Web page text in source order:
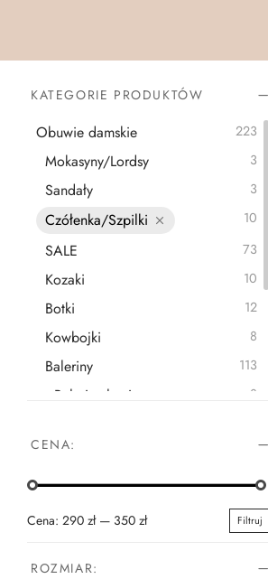
KATEGORIE PRODUKTÓW
Obuwie damskie 223
Mokasyny/Lordsy 3
Sandały 3
Czółenka/Szpilki 10
SALE 73
Kozaki 10
Botki 12
Kowbojki 8
Baleriny 113
Baleriny letnie 8
Baleriny na gumce
Baleriny w szpic 7
Klapki 2
46
CENA:
Filtruj
Cena: 290 zł— 350 zł
ROZMIAR: